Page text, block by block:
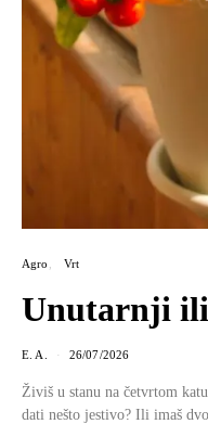
Agro Vrt
Unutarnji
E. A. 26/07/2026
Živiš u stanu na četvrtom
dati nešto jestivo? Ili imaš